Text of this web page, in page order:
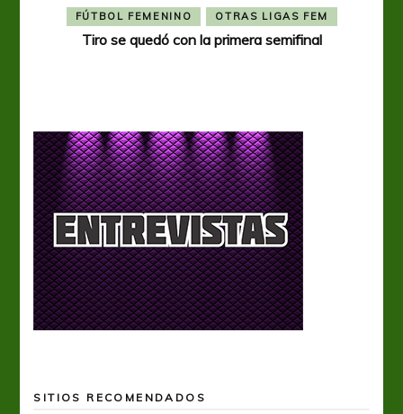
FÚTBOL FEMENINO OTRAS LIGAS FEM
Tiro se quedó con la primera semifinal
SITIOS RECOMENDADOS